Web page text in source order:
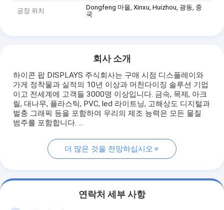
공장 위치
Dongfeng 마을, Xinxu, Huizhou, 광동, 중
국
회사 소개
하이콘 팝 DISPLAYS 주식회사는 구매 시점 디스플레이와
가게 정착물과 실적의 10년 이상과 머천다이징 솔루션 기업
이고 전세계에 고객들 3000명 이상입니다. 금속, 목제, 아크
릴, 대나무, 플라스틱, PVC, led 라이트닝, 고해상도 디지털과
벌충 그래픽 등을 포함하여 우리의 제조 능력은 모든 물질
범주를 포함합니다. ...
더 많은 것을 전망하십시오
연락처 세부 사항